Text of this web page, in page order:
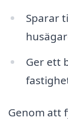
Sparar
Ger ett
Genom att